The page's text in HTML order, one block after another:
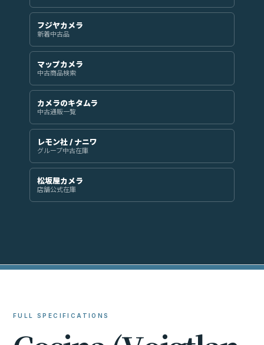
フジヤカメラ
新着中古品
マップカメラ
中古商品検索
カメラのキタムラ
中古通販一覧
レモン社 / ナニワ
グループ中古在庫
松坂屋カメラ
店舗公式在庫
FULL SPECIFICATIONS